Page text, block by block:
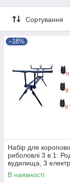
Сортування
–18%
Набір для
риболовлі 3 в 1:
вудилища, 3
сигналізатори
батарейками, 3
В наявності